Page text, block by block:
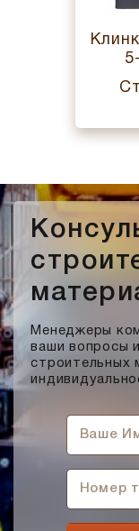
Менеджеры
ваши вопросы
строительных